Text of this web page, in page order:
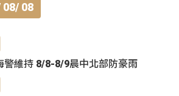
08/ 08
警維持 8/8-8/9晨中北部防豪雨